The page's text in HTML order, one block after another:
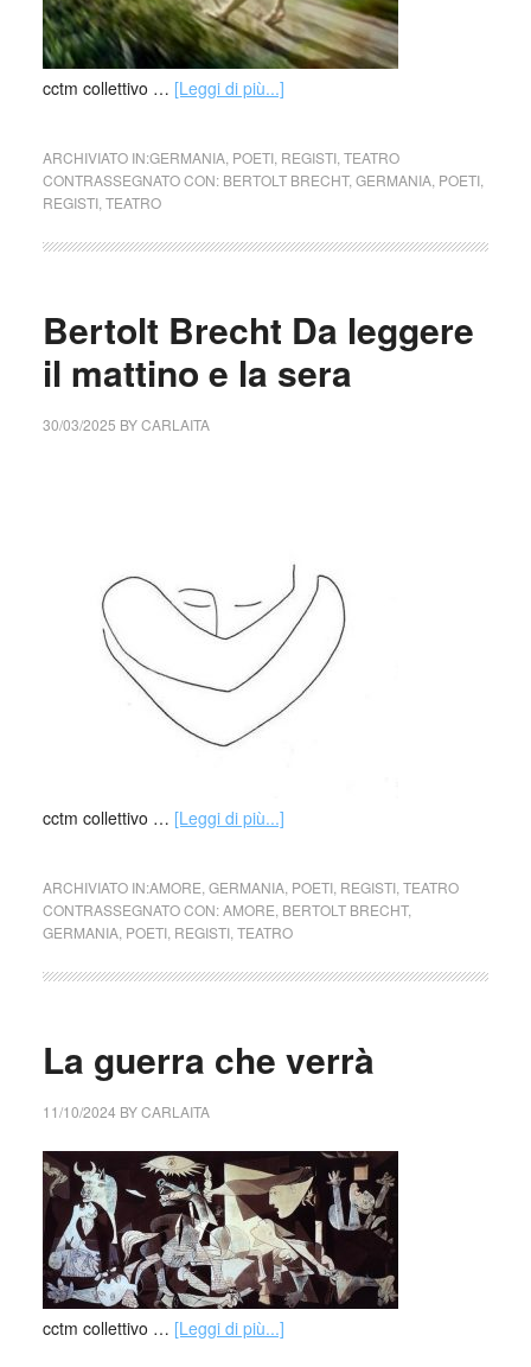
cctm collettivo … [Leggi di più...]
ARCHIVIATO IN:GERMANIA, POETI, REGISTI, TEATRO
CONTRASSEGNATO CON: BERTOLT BRECHT, GERMANIA, POETI,
REGISTI, TEATRO
Bertolt Brecht Da leggere
il mattino e la sera
30/03/2025 BYCARLAITA
cctm collettivo … [Leggi di più...]
ARCHIVIATO IN:AMORE GERMANIA, POETI, REGISTI, TEATRO
CONTRASSEGNATO CON:AMORE BERTOLT BRECHT,
GERMANIA, POETI, REGISTI, TEATRO
La guerra che verrà
11/10/2024 BYCARLAITA
cctm collettivo … [Leggi di più...]